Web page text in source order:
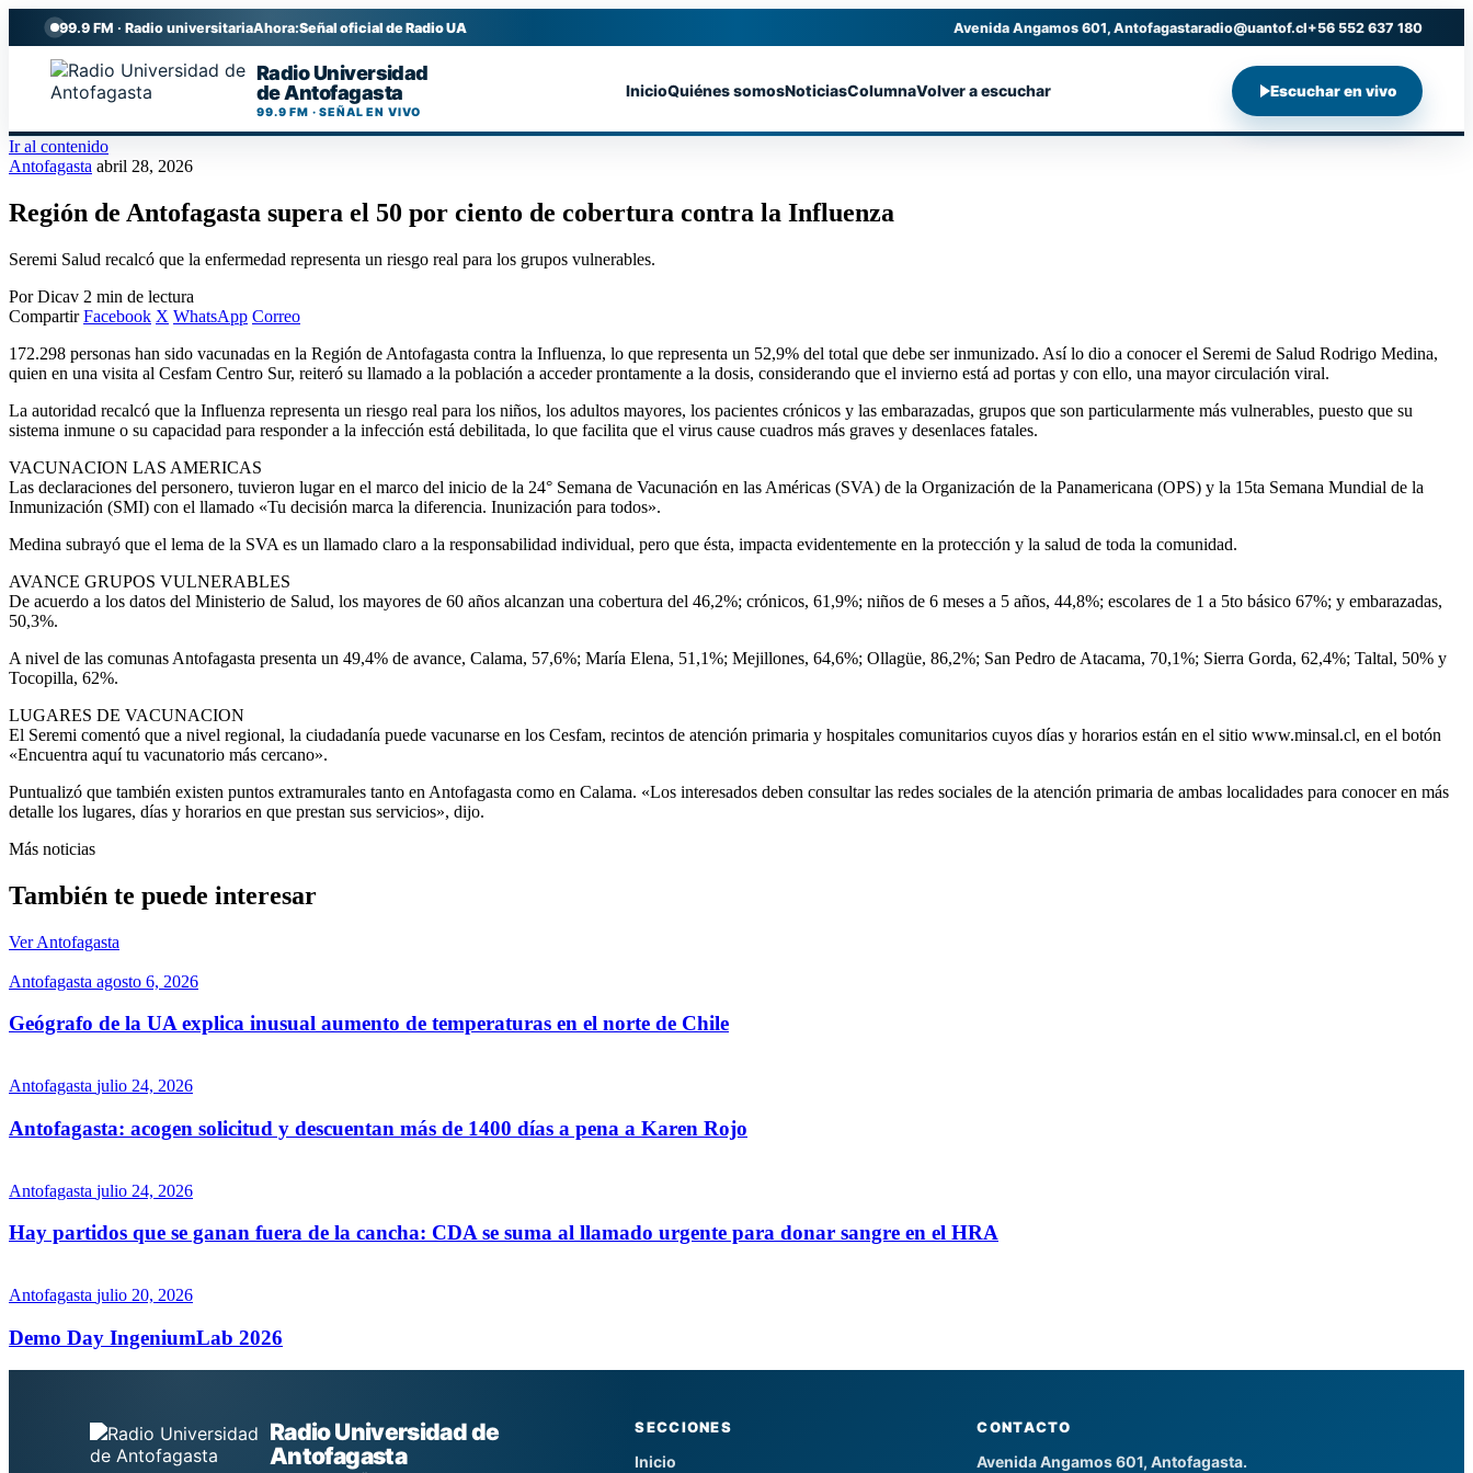
99.9 FM · Radio universitariaAhora:Señal oficial de Radio UA Avenida Angamos 601, Antofagastaradio@uantof.cl+56 552 637 180
Radio Universidad
de Antofagasta
99.9 FM · SEÑAL EN VIVO
InicioQuiénes somosNoticiasColumnaVolver a escuchar Escuchar en vivo
Ir al contenido
Antofagasta abril 28, 2026
Región de Antofagasta supera el 50 por ciento de cobertura contra la Influenza
Seremi Salud recalcó que la enfermedad representa un riesgo real para los grupos vulnerables.
Por Dicav 2 min de lectura
Compartir Facebook X WhatsApp Correo
172.298 personas han sido vacunadas en la Región de Antofagasta contra la Influenza, lo que representa un 52,9% del total que debe ser inmunizado. Así lo dio a conocer el Seremi de Salud Rodrigo Medina,
quien en una visita al Cesfam Centro Sur, reiteró su llamado a la población a acceder prontamente a la dosis, considerando que el invierno está ad portas y con ello, una mayor circulación viral.
La autoridad recalcó que la Influenza representa un riesgo real para los niños, los adultos mayores, los pacientes crónicos y las embarazadas, grupos que son particularmente más vulnerables, puesto que su
sistema inmune o su capacidad para responder a la infección está debilitada, lo que facilita que el virus cause cuadros más graves y desenlaces fatales.
VACUNACION LAS AMERICAS
Las declaraciones del personero, tuvieron lugar en el marco del inicio de la 24° Semana de Vacunación en las Américas (SVA) de la Organización de la Panamericana (OPS) y la 15ta Semana Mundial de la
Inmunización (SMI) con el llamado «Tu decisión marca la diferencia. Inunización para todos».
Medina subrayó que el lema de la SVA es un llamado claro a la responsabilidad individual, pero que ésta, impacta evidentemente en la protección y la salud de toda la comunidad.
AVANCE GRUPOS VULNERABLES
De acuerdo a los datos del Ministerio de Salud, los mayores de 60 años alcanzan una cobertura del 46,2%; crónicos, 61,9%; niños de 6 meses a 5 años, 44,8%; escolares de 1 a 5to básico 67%; y embarazadas,
50,3%.
A nivel de las comunas Antofagasta presenta un 49,4% de avance, Calama, 57,6%; María Elena, 51,1%; Mejillones, 64,6%; Ollagüe, 86,2%; San Pedro de Atacama, 70,1%; Sierra Gorda, 62,4%; Taltal, 50% y
Tocopilla, 62%.
LUGARES DE VACUNACION
El Seremi comentó que a nivel regional, la ciudadanía puede vacunarse en los Cesfam, recintos de atención primaria y hospitales comunitarios cuyos días y horarios están en el sitio www.minsal.cl, en el botón
«Encuentra aquí tu vacunatorio más cercano».
Puntualizó que también existen puntos extramurales tanto en Antofagasta como en Calama. «Los interesados deben consultar las redes sociales de la atención primaria de ambas localidades para conocer en más
detalle los lugares, días y horarios en que prestan sus servicios», dijo.
Más noticias
También te puede interesar
Ver Antofagasta
Antofagasta agosto 6, 2026
Geógrafo de la UA explica inusual aumento de temperaturas en el norte de Chile
Antofagasta julio 24, 2026
Antofagasta: acogen solicitud y descuentan más de 1400 días a pena a Karen Rojo
Antofagasta julio 24, 2026
Hay partidos que se ganan fuera de la cancha: CDA se suma al llamado urgente para donar sangre en el HRA
Antofagasta julio 20, 2026
Demo Day IngeniumLab 2026
Radio Universidad de
Antofagasta
SECCIONES
Inicio
CONTACTO
Avenida Angamos 601, Antofagasta.